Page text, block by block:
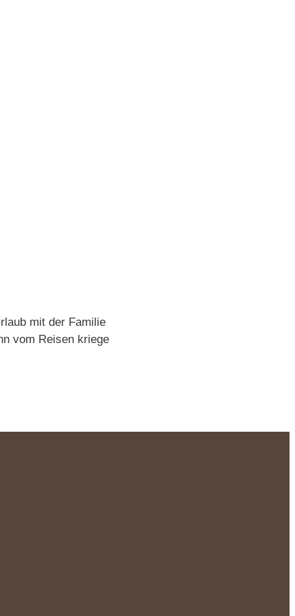
mit der Familie
vom Reisen kriege